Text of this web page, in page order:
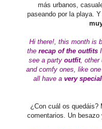
más urbanos,
paseando por la playa.
Hi there!, this month is
the recap of the outfitsI
see a party outfit, other
and comfy ones, like
all have a very
¿Con cuál os quedáis?
comentarios. Un besazo